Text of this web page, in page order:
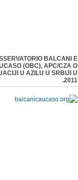
BALCANI E
(OBC), APC/CZA O
U AZILU U SRBIJI U
2011.